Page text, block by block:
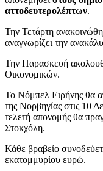
αττοδευτερολέπτων.
Την Τετάρτη
αναγνωρίζει την
Την Παρασκευή
Οικονομικών.
Το Νόμπελ Ειρήνης θα
της Νορβηγίας στις 10
τελετή απονομής θα
Στοκχόλη.
Κάθε βραβείο
εκατομμυρίου ευρώ.